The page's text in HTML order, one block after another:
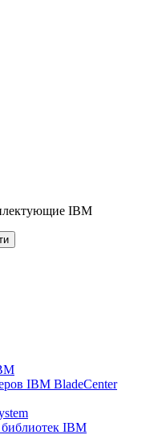
IBM
IBM BladeCenter
IBM